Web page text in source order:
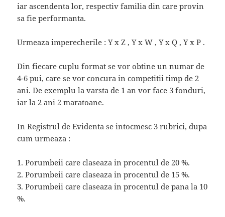
iar ascendenta lor, respectiv familia din care provin
sa fie performanta.
Urmeaza imperecherile : Y x Z , Y x W , Y x Q , Y x P .
Din fiecare cuplu format se vor obtine un numar de
4-6 pui, care se vor concura in competitii timp de 2
ani. De exemplu la varsta de 1 an vor face 3 fonduri,
iar la 2 ani 2 maratoane.
In Registrul de Evidenta se intocmesc 3 rubrici, dupa
cum urmeaza :
1. Porumbeii care claseaza in procentul de 20 %.
2. Porumbeii care claseaza in procentul de 15 %.
3. Porumbeii care claseaza in procentul de pana la 10
%.